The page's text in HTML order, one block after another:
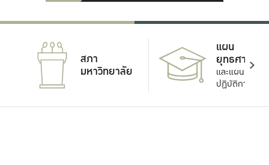
สภา
มหาวิทยาลัย
แผน
ยุทธศาสตร์
และแผน
ปฏิบัติการ